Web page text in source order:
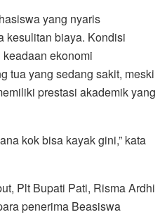
yang nyaris
kesulitan biaya. Kondisi
ekonomi
tua yang sedang sakit, meski
prestasi akademik yang
kok bisa kayak gini,” kata
Plt Bupati Pati, Risma Ardhi
penerima Beasiswa